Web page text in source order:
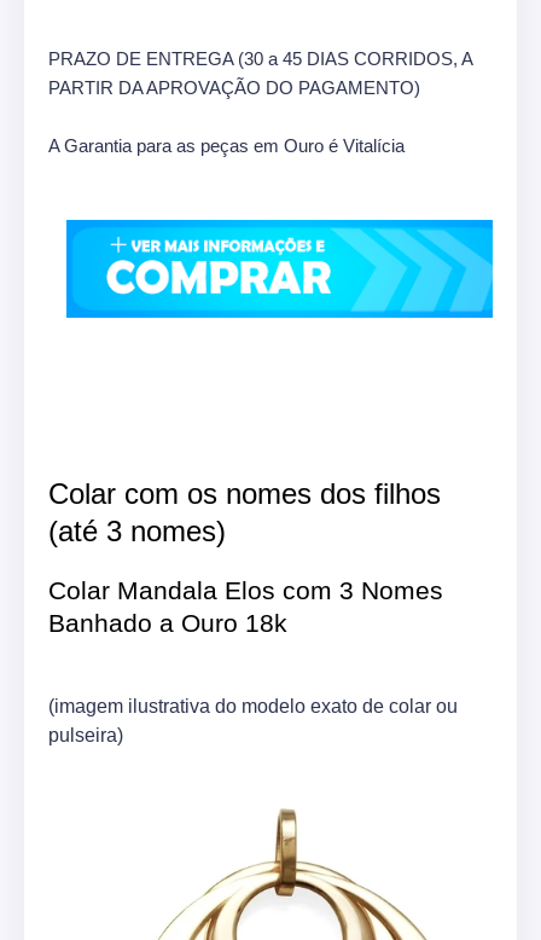
PRAZO DE ENTREGA (30 a 45 DIAS CORRIDOS, A
PARTIR DA APROVAÇÃO DO PAGAMENTO)
A Garantia para as peças em Ouro é Vitalícia
Colar com os nomes dos filhos
(até 3 nomes)
Colar Mandala Elos com 3 Nomes
Banhado a Ouro 18k
(imagem ilustrativa do modelo exato de colar ou
pulseira)